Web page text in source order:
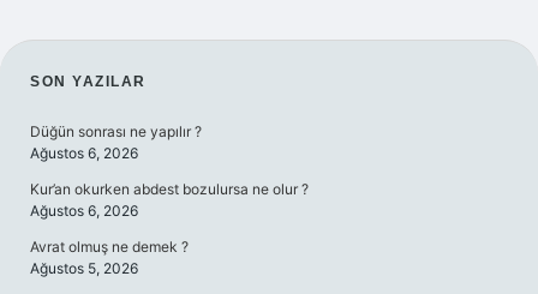
SIDEBAR
SON YAZILAR
Düğün sonrası ne yapılır ?
Ağustos 6, 2026
Kur’an okurken abdest bozulursa ne olur ?
Ağustos 6, 2026
Avrat olmuş ne demek ?
Ağustos 5, 2026